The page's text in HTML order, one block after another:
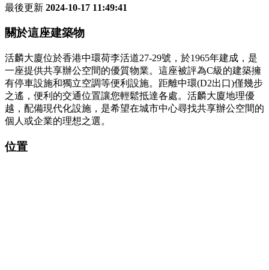
最後更新 2024-10-17 11:49:41
關於這座建築物
活麟大廈位於香港中環荷李活道27-29號，於1965年建成，是
一座提供共享辦公空間的優質物業。這座被評為C級的建築擁
有停車設施和獨立空調等便利設施。距離中環(D2出口)僅幾步
之遙，便利的交通位置讓您輕鬆抵達各處。活麟大廈地理優
越，配備現代化設施，是希望在城市中心尋找共享辦公空間的
個人或企業的理想之選。
位置